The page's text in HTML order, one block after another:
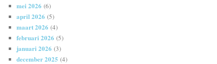
mei 2026 (6)
april 2026 (5)
maart 2026 (4)
februari 2026 (5)
januari 2026 (3)
december 2025 (4)